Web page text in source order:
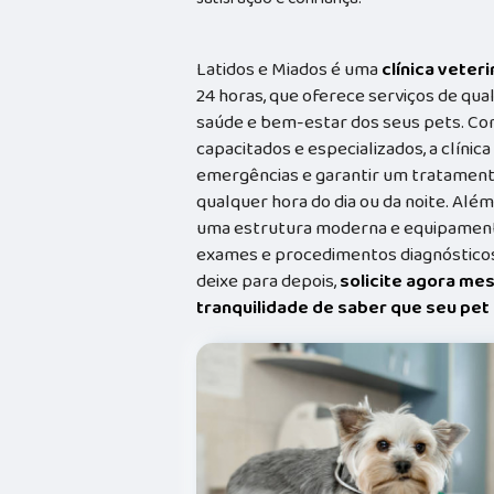
Latidos e Miados é umaclínica
24 horas, que oferece serviços de
saúde e bem-estar dos seus pets.
capacitados e especializados, a
emergências e garantir um
qualquer hora do dia ou da noite.
uma estrutura moderna e
exames e procedimentos
deixe para depois,solicite agora
tranquilidade de saber que seu